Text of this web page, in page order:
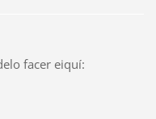
facer eiquí: